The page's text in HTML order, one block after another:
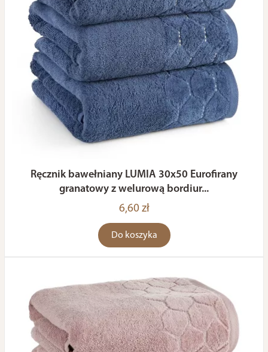
Ręcznik bawełniany LUMIA 30x50 Eurofirany
granatowy z welurową bordiur...
6,60 zł
Do koszyka